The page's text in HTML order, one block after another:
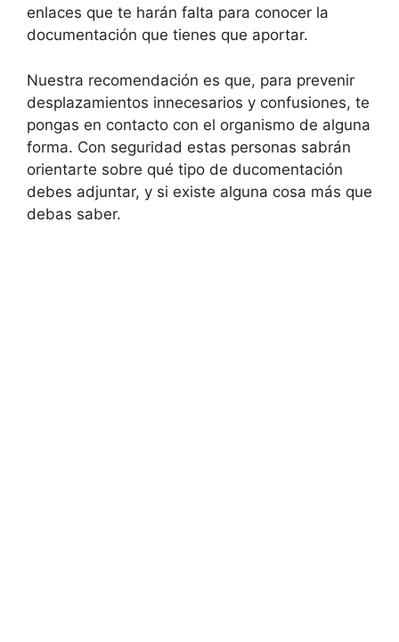
enlaces que te harán falta para conocer la
documentación que tienes que aportar.
Nuestra recomendación es que, para prevenir
desplazamientos innecesarios y confusiones, te
pongas en contacto con el organismo de alguna
forma. Con seguridad estas personas sabrán
orientarte sobre qué tipo de ducomentación
debes adjuntar, y si existe alguna cosa más que
debas saber.